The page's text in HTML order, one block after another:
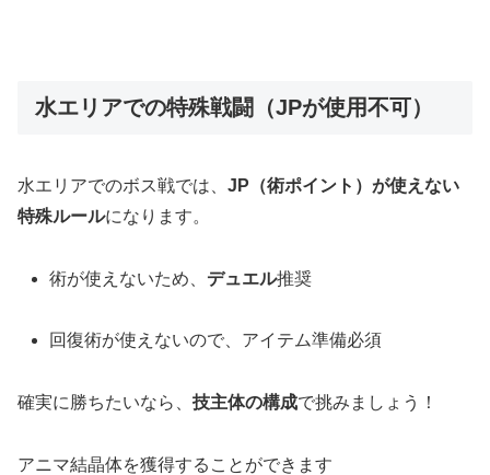
水エリアでの特殊戦闘（JPが使用不可）
水エリアでのボス戦では、 JP（術ポイント）が使えない
特殊ルールになります。
術が使えないため、 デュエル推奨
回復術が使えないので、アイテム準備必須
確実に勝ちたいなら、 技主体の構成で挑みましょう！
アニマ結晶体を獲得することができます